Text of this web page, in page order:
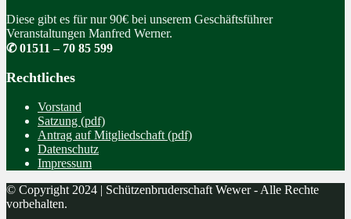
Diese gibt es für nur 90€ bei unserem Geschäftsführer
Veranstaltungen Manfred Werner.
✆ 01511 – 70 85 599
Rechtliches
Vorstand
Satzung (pdf)
Antrag auf Mitgliedschaft (pdf)
Datenschutz
Impressum
© Copyright 2024 | Schützenbruderschaft Wewer - Alle Rechte
vorbehalten.